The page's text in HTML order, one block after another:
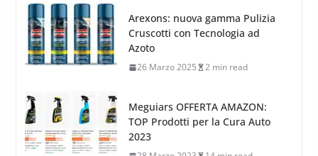
l’acquisizione di Reedijk
3 Dicembre 2024 3 min read
Meguiars OFFERTA AMAZON:
TOP Prodotti per la Cura Auto
2023
28 Marzo 2023 14 min read
Bidone Aspiratutto: i 10 Migliori
Bidoni per la Pulizia Auto
6 Maggio 2022